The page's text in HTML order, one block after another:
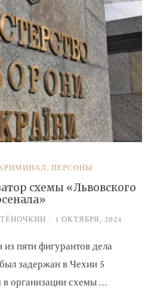
, ПЕРСОНЫ
схемы «Львовского
/ 1 ОКТЯБРЯ, 2024
пяти фигурантов дела
задержан в Чехии 5
в организации схемы …